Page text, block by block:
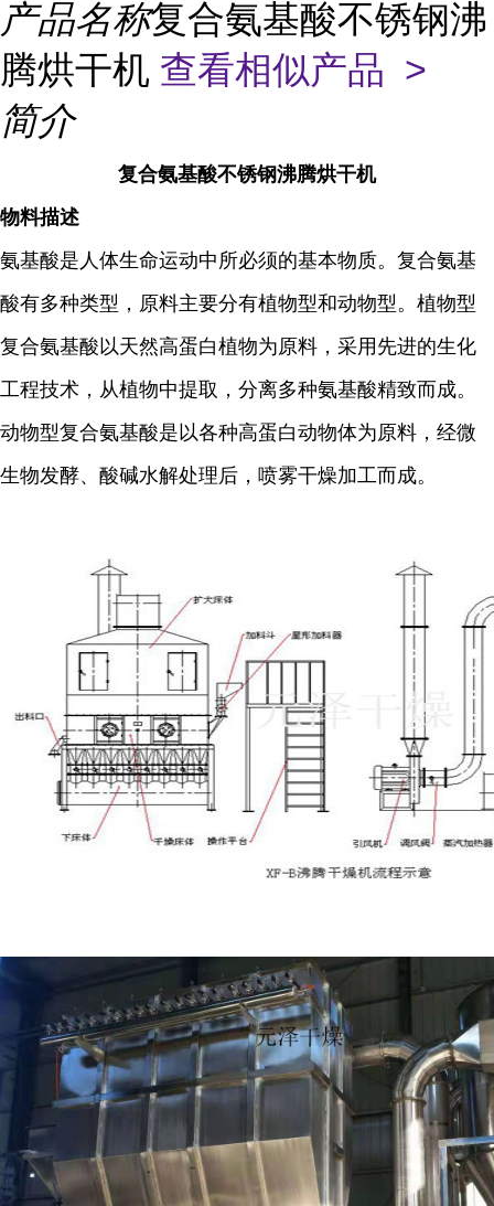
产品名称复合氨基酸不锈钢沸
腾烘干机 查看相似产品 >
简介
复合氨基酸不锈钢沸腾烘干机
物料描述
氨基酸是人体生命运动中所必须的基本物质。复合氨基
酸有多种类型，原料主要分有植物型和动物型。植物型
复合氨基酸以天然高蛋白植物为原料，采用先进的生化
工程技术，从植物中提取，分离多种氨基酸精致而成。
动物型复合氨基酸是以各种高蛋白动物体为原料，经微
生物发酵、酸碱水解处理后，喷雾干燥加工而成。